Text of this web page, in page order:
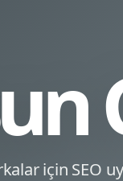
Tasarimi
Optimizasyonu
için SEO